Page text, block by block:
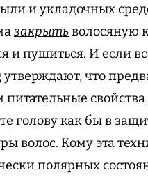
и укладочных
закрытьволосяную
и пушиться. И если
утверждают, что
питательные
голову как бы в
волос. Кому эта
полярных